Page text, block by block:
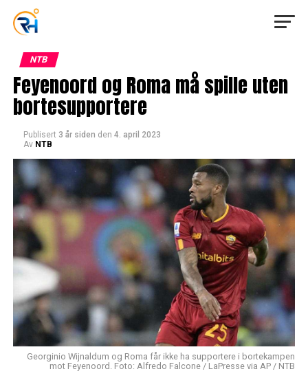
NTB
Feyenoord og Roma må spille uten
bortesupportere
Publisert 3 år siden den 4. april 2023
Av NTB
Georginio Wijnaldum og Roma får ikke ha supportere i bortekampen
mot Feyenoord. Foto: Alfredo Falcone / LaPresse via AP / NTB